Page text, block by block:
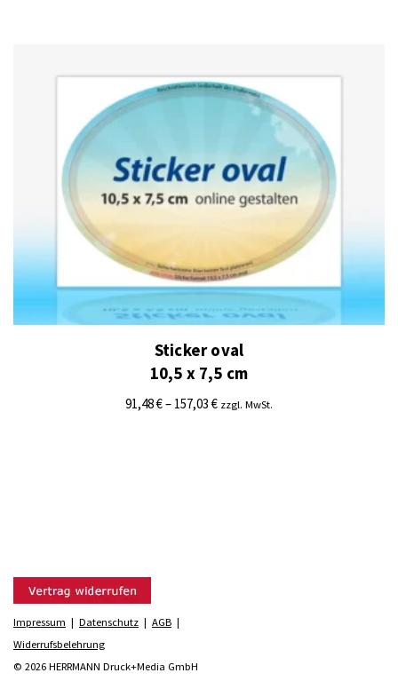
Sticker oval
10,5 x 7,5 cm
91,48€– 157,03€ zzgl. MwSt.
Impressum | Datenschutz | AGB |
Widerrufsbelehrung
© 2026 HERRMANN Druck+Media GmbH